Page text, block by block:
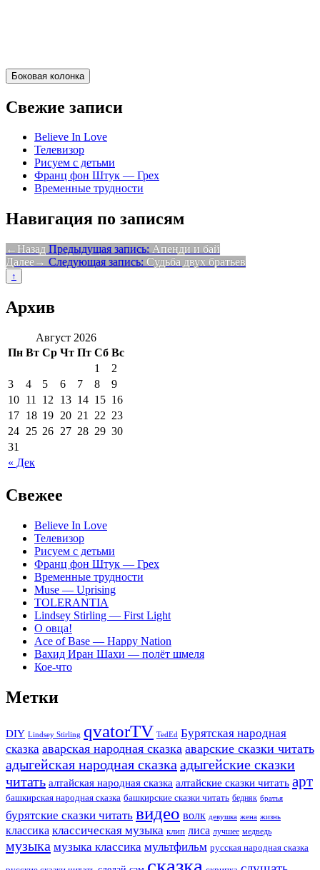
Боковая колонка
Свежие записи
Believe In Love
Телевизор
Рисуем с детьми
Франц фон Штук — Грех
Временные трудности
Навигация по записям
Назад Предыдущая запись: Апенди и бай
Далее
Следующая запись: Судьба двух братьев
↑
Архив
Август 2026
Пн Вт Ср Чт Пт Сб Вс
« Дек
1
2
3
4 5 6 7 8
9
10 11 12 13 14 15 16
17 18 19 20 21 22 23
24 25 26 27 28 29 30
31
Свежее
Believe In Love
Телевизор
Рисуем с детьми
Франц фон Штук — Грех
Временные трудности
Muse — Uprising
TOLERANTIA
Lindsey Stirling — First Light
О овца!
Ace of Base — Happy Nation
Вахид Иран Шахи — полёт шмеля
Кое-что
Метки
DIY Lindsey Stirling qvatorTV TedEd Бурятская народная
сказка аварская народная сказка аварские сказки читать
адыгейская народная сказка адыгейские сказки
читать алтайская народная сказка алтайские сказки читать арт
башкирская народная сказка башкирские сказки читать бедняк братья
бурятские сказки читать видео волк девушка жена жизнь
классика классическая музыка клип лиса лучшее медведь
музыка музыка классика мультфильм русская народная сказка